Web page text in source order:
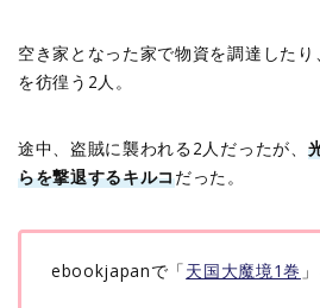
空き家となった家で物資を調達した
を彷徨う2人。
途中、盗賊に襲われる2人だったが、
らを撃退するキルコだった。
ebookjapanで「天国大魔境1巻